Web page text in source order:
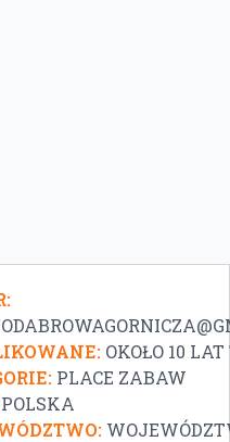
OKOŁO 10
PLACE ZABAW
POLSKA